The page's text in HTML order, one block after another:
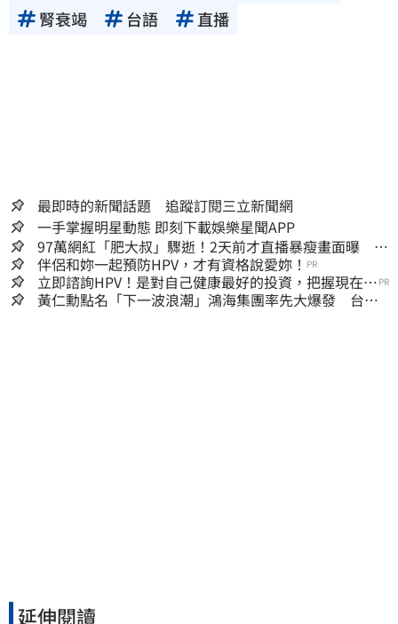
腎衰竭
台語 直播
最即時的新聞話題 追蹤訂閱三立新聞網
一手掌握明星動態 即刻下載娛樂星聞APP
97萬網紅「肥大叔」驟逝！2天前才直播暴瘦畫面曝 網
淚崩：一路好走
伴侶和妳一起預防HPV，才有資格說愛妳！ PR
立即諮詢HPV！是對自己健康最好的投資，把握現在不
嫌晚！
PR
黃仁勳點名「下一波浪潮」鴻海集團率先大爆發 台股
延伸閱讀